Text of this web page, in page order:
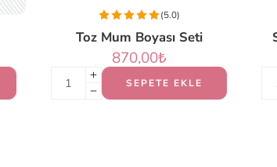
Toz Mum Boyası Seti
(5.0)
870,00₺
SEPETE EKLE